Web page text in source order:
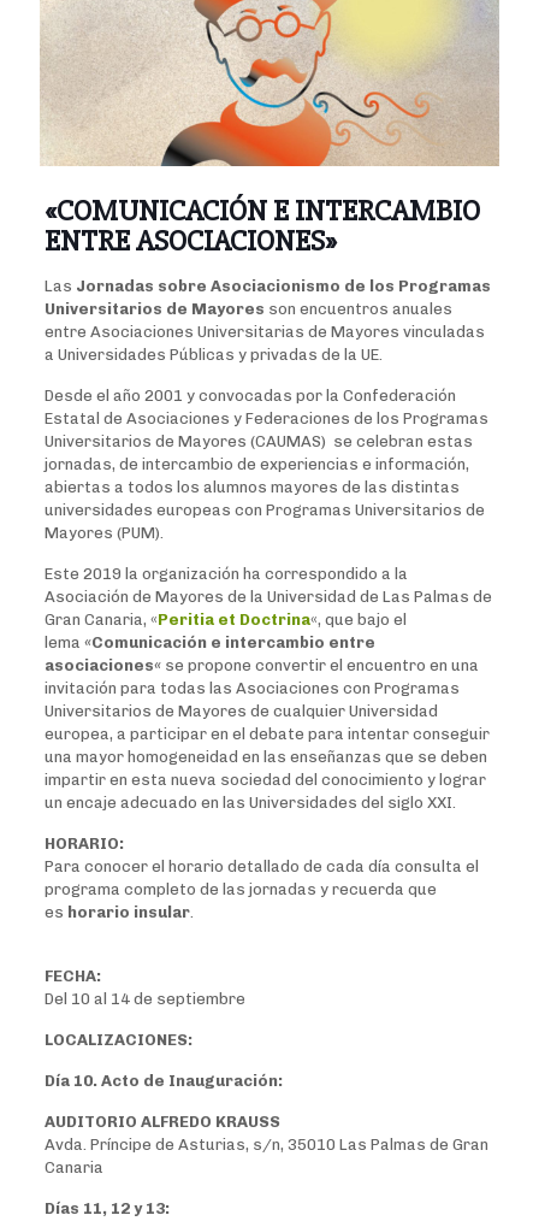
«COMUNICACIÓN E INTERCAMBIO
ENTRE ASOCIACIONES»
Las Jornadas sobre Asociacionismo de los Programas
Universitarios de Mayores son encuentros anuales
entre Asociaciones Universitarias de Mayores vinculadas
a Universidades Públicas y privadas de la UE.
Desde el año 2001 y convocadas por la Confederación
Estatal de Asociaciones y Federaciones de los Programas
Universitarios de Mayores (CAUMAS) se celebran estas
jornadas, de intercambio de experiencias e información,
abiertas a todos los alumnos mayores de las distintas
universidades europeas con Programas Universitarios de
Mayores (PUM).
Este 2019 la organización ha correspondido a la
Asociación de Mayores de la Universidad de Las Palmas de
Gran Canaria, «Peritia et Doctrina«, que bajo el
lema «Comunicación e intercambio entre
asociaciones«se propone convertir el encuentro en una
invitación para todas las Asociaciones con Programas
Universitarios de Mayores de cualquier Universidad
europea, a participar en el debate para intentar conseguir
una mayor homogeneidad en las enseñanzas que se deben
impartir en esta nueva sociedad del conocimiento y lograr
un encaje adecuado en las Universidades del siglo XXI.
HORARIO:
Para conocer el horario detallado de cada día consulta el
programa completo de las jornadas y recuerda que
es horario insular.
FECHA:
Del 10 al 14 de septiembre
LOCALIZACIONES:
Día 10. Acto de Inauguración:
AUDITORIO ALFREDO KRAUSS
Avda. Príncipe de Asturias, s/n, 35010 Las Palmas de Gran
Canaria
Días 11, 12 y 13: